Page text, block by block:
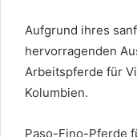
Aufgrund ihres
hervorragenden
Arbeitspferde für
Kolumbien.
Paso-Fino-Pferde